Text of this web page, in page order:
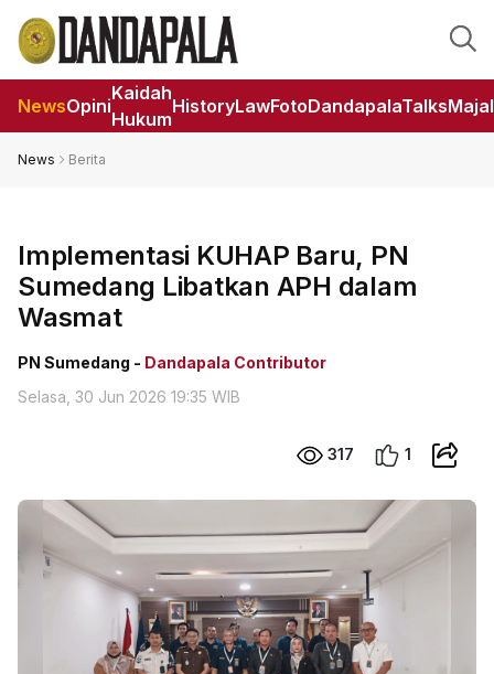
NewsOpini
Kaidah
Hukum
HistoryLawFotoDandapalaTalks
News Berita
Implementasi KUHAP Baru, PN
Sumedang Libatkan APH dalam
Wasmat
PN Sumedang - Dandapala Contributor
Selasa, 30 Jun 2026 19:35 WIB
317 1